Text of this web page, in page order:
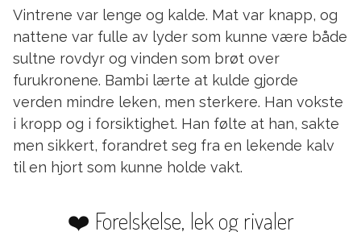
Vintrene var lenge og kalde. Mat var knapp, og
nattene var fulle av lyder som kunne være både
sultne rovdyr og vinden som brøt over
furukronene. Bambi lærte at kulde gjorde
verden mindre leken, men sterkere. Han vokste
i kropp og i forsiktighet. Han følte at han, sakte
men sikkert, forandret seg fra en lekende kalv
til en hjort som kunne holde vakt.
❤️ Forelskelse, lek og rivaler